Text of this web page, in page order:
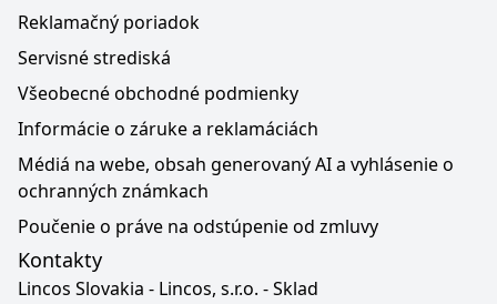
Reklamačný poriadok
Servisné strediská
Všeobecné obchodné podmienky
Informácie o záruke a reklamáciách
Médiá na webe, obsah generovaný AI a vyhlásenie o
ochranných známkach
Poučenie o práve na odstúpenie od zmluvy
Kontakty
Lincos Slovakia - Lincos, s.r.o. - Sklad